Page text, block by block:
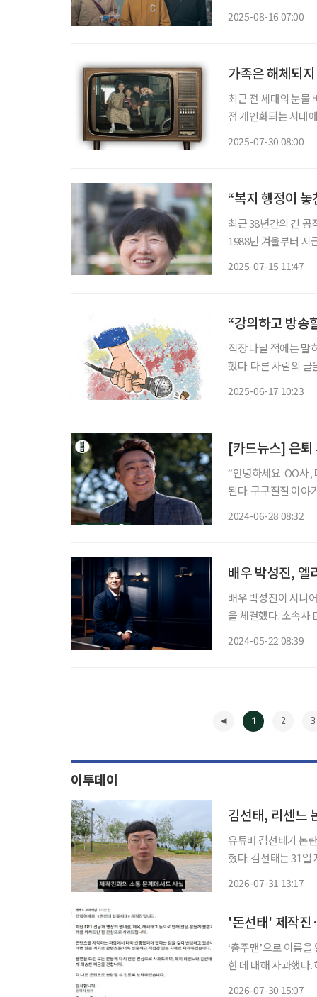
2025-08-16 07:00
가족은 해체되
최근 전 세대의 눈물
점 개인화되는 시대
2025-07-30 08:00
“복지 행정이
최근 38년간의 긴 공
1988년 겨울부터 지
2025-07-15 11:47
“강의하고 방송
직장 다닐 적에는 말
했다. 다른 사람의 글
2025-06-17 10:23
[카드뉴스] 은퇴
“안녕하세요. OO사, 마케팅팀 OOO
된다. 구구절절 이야
2024-06-28 08:32
배우 박성진, 엘
배우 박성진이 시니
을 체결했다. 소속사 EMA 측은 20일 공식입장을 통해 박성진과의 계약 체결을 발표했다. 스
2024-05-22 08:39
1 2 3
이투데이
김선태, 리센느
유튜버 김선태가 논
혔다. 김선태는 31일 자신의 유튜브 채널에 '안녕하세요'라는 제목의 영상을 공개하고 "공중
2026-07-31 13:17
'돈선태' 제작진
‘충주맨’으로 이름
한 데 대해 사과했다.
2026-07-30 15:07